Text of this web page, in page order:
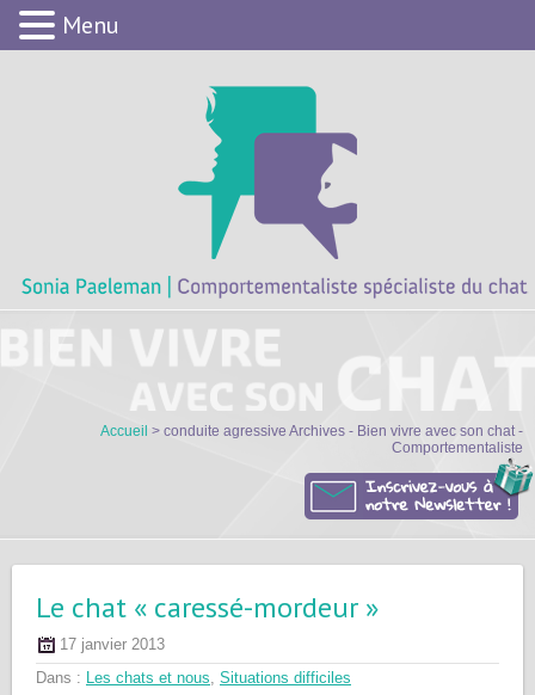
Accueil > conduite agressive Archives - Bien vivre avec son chat -
Comportementaliste
Le chat « caressé-mordeur »
17 janvier 2013
Dans : Les chats et nous Situations difficiles
Menu